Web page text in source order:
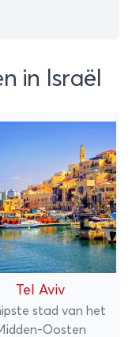
in Israël
Tel Aviv
stad van het
Oosten